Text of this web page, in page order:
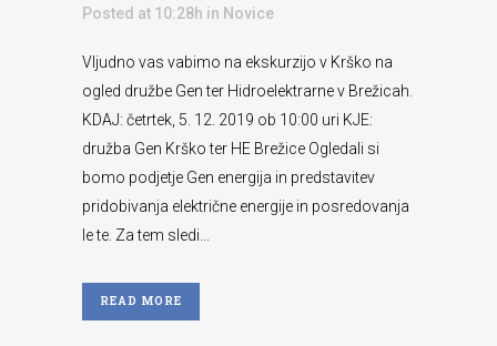
Posted at 10:28h in Novice
Vljudno vas vabimo na ekskurzijo v Krško na
ogled družbe Gen ter Hidroelektrarne v Brežicah.
KDAJ: četrtek, 5. 12. 2019 ob 10:00 uri KJE:
družba Gen Krško ter HE Brežice Ogledali si
bomo podjetje Gen energija in predstavitev
pridobivanja električne energije in posredovanja
le te. Za tem sledi...
READ MORE